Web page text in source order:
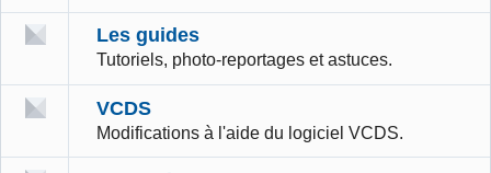
Les guides
Tutoriels, photo-reportages et astuces.
VCDS
Modifications à l'aide du logiciel VCDS.